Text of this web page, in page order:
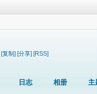
[复制] [分享] [RSS]
日志 相册 主